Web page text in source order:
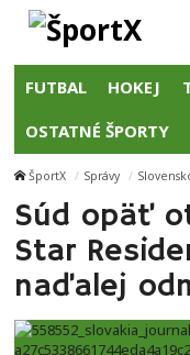
FUTBAL HOKEJ
OSTATNÉ ŠPORTY
ŠportX Správy
Súd opäť
Star
naďalej